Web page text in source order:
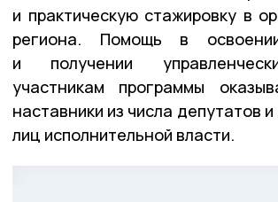
и практическую стажировку в
региона. Помощь в
и получении
участникам программы
наставники из числа депутатов
лиц исполнительной власти.